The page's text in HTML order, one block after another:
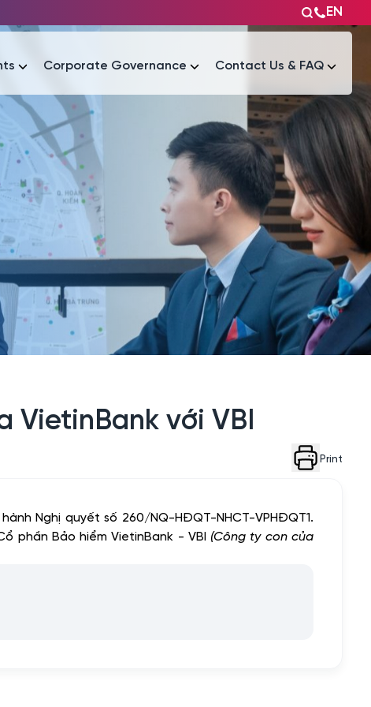
EN
Corporate Governance Contact Us & FAQ
Tài liệu
VietinBank với VBI
Print
Nghị quyết số 260/NQ-HĐQT-NHCT-VPHĐQT1.
phần Bảo hiểm VietinBank - VBI (Công ty con của